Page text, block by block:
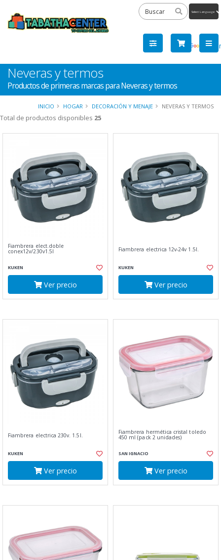
by
Neveras y termos
Productos de primeras marcas para Neveras y termos
INICIO HOGAR DECORACIÓN Y MENAJE NEVERAS Y TERMOS
Total de productos disponibles 25
Fiambrera elect.doble
conex12v/230v1.5l
KUKEN
Ver precio
Fiambrera electrica 12v-24v 1.5l.
KUKEN
Ver precio
Fiambrera electrica 230v. 1.5l.
KUKEN
Ver precio
Fiambrera hermética cristal toledo
450 ml (pack 2 unidades)
SAN IGNACIO
Ver precio